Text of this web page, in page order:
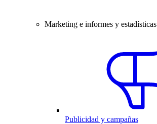
Marketing e informes y estadísticas
Publicidad y campañas